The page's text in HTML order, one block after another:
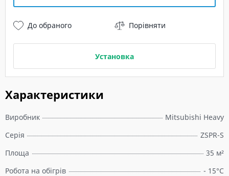
Характеристики
Виробник
Mitsubishi Heavy
Серія
ZSPR-S
Площа
35 м²
Робота на обігрів
- 15°C
До обраного Порівняти
Установка